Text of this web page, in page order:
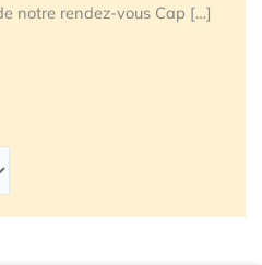
notre rendez-vous Cap […]